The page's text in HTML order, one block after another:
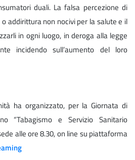
duali. La falsa percezione di
addirittura non nocivi per la salute e il
in ogni luogo, in deroga alla legge
incidendo sull’aumento del loro
ha organizzato, per la Giornata di
“Tabagismo e Servizio Sanitario
alle ore 8.30, on line su piattaforma